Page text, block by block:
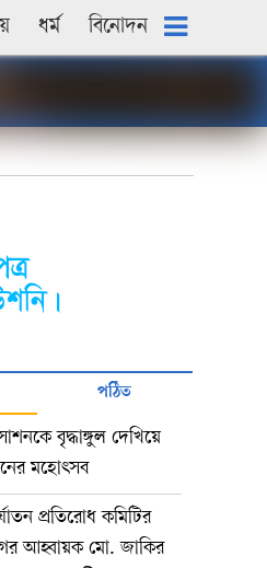
ধৰ্ম বিনোদন
পঠিত
বৃদ্ধাঙ্গুল দেখিয়ে
মহোৎসব
প্রতিরোধ কমিটির
আহ্বায়ক মো. জাকির